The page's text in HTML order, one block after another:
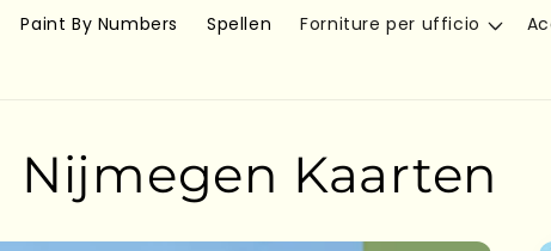
Paint By Numbers Spellen Forniture per ufficio
Nijmegen Kaarten